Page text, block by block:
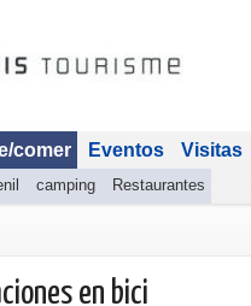
comer
camping Restaurantes
Eventos Visitas
en bici